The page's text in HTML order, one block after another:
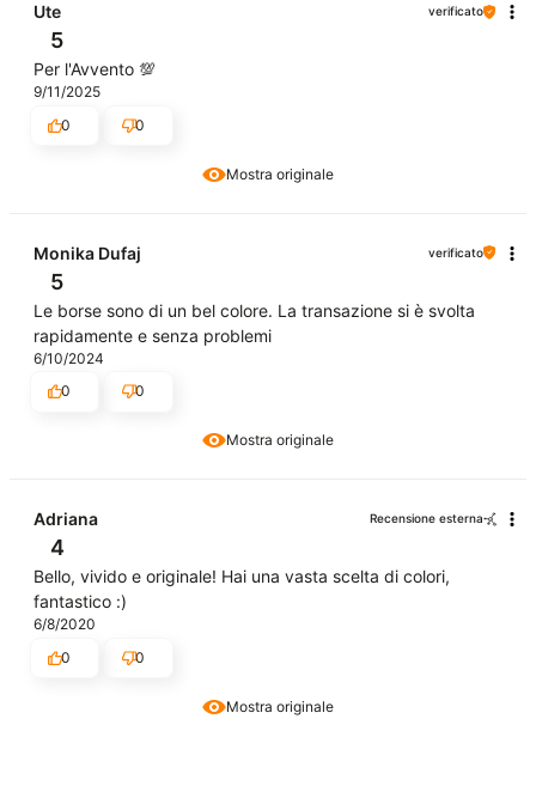
Mostra originale
Ute verificato
5
Per l'Avvento 💯
9/11/2025
0
0
Mostra originale
Monika Dufaj verificato
5
Le borse sono di un bel colore. La transazione si è svolta
rapidamente e senza problemi
6/10/2024
0
0
Mostra originale
Adriana Recensione esterna
4
Bello, vivido e originale! Hai una vasta scelta di colori,
fantastico :)
6/8/2020
0
0